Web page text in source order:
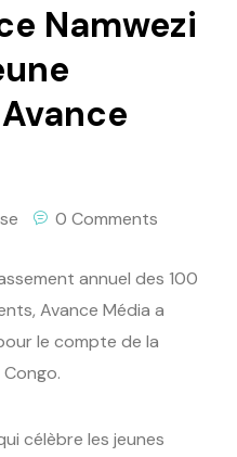
Namwezi
0 Comments
annuel des 100
Avance Média a
le compte de la
célèbre les jeunes